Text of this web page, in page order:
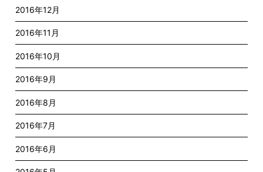
2016年12月
2016年11月
2016年10月
2016年9月
2016年8月
2016年7月
2016年6月